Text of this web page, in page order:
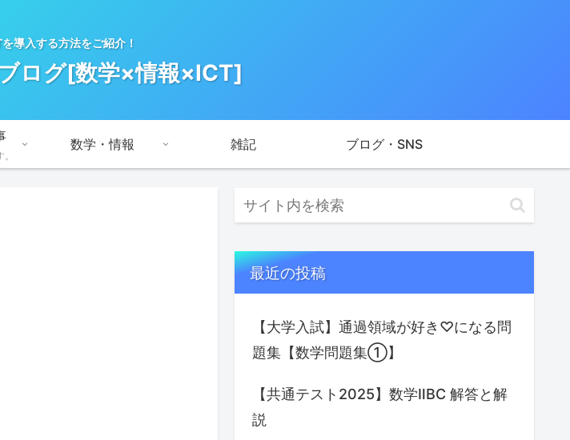
導入する方法をご紹介！
ログ[数学×情報×ICT]
数学・情報 雑記 ブログ・SNS
最近の投稿
【大学入試】通過領域が好き♡になる問
題集【数学問題集①】
【共通テスト2025】数学ⅡBC 解答と解
説